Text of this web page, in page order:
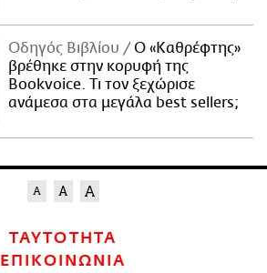
Οδηγός Βιβλίου
Ο «Καθρέφτης»
βρέθηκε στην κορυφή της
Bookvoice. Τι τον ξεχώρισε
ανάμεσα στα μεγάλα best sellers;
ΤΑΥΤΟΤΗΤΑ
ΕΠΙΚΟΙΝΩΝΙΑ